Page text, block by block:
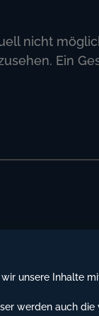
nicht
Ein
unsere Inhalte
werden auch